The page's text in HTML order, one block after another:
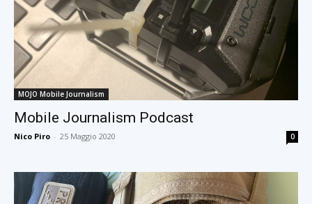
MOJO Mobile Journalism
Mobile Journalism Podcast
Nico Piro - 25 Maggio 2020 0